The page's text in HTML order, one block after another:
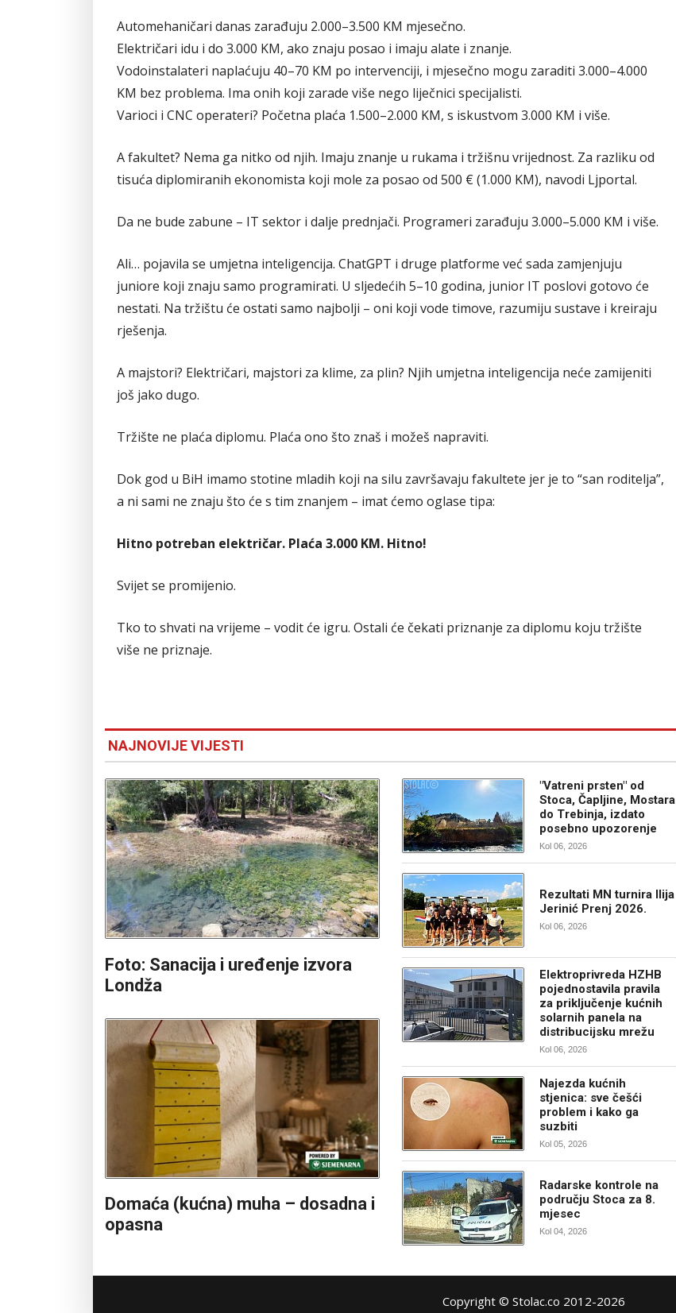
Automehaničari danas zarađuju 2.000–3.500 KM mjesečno.
Električari idu i do 3.000 KM, ako znaju posao i imaju alate i znanje.
Vodoinstalateri naplaćuju 40–70 KM po intervenciji, i mjesečno mogu zaraditi 3.000–4.000
KM bez problema. Ima onih koji zarade više nego liječnici specijalisti.
Varioci i CNC operateri? Početna plaća 1.500–2.000 KM, s iskustvom 3.000 KM i više.
A fakultet? Nema ga nitko od njih. Imaju znanje u rukama i tržišnu vrijednost. Za razliku od
tisuća diplomiranih ekonomista koji mole za posao od 500 € (1.000 KM), navodi Ljportal.
Da ne bude zabune – IT sektor i dalje prednjači. Programeri zarađuju 3.000–5.000 KM i više.
Ali… pojavila se umjetna inteligencija. ChatGPT i druge platforme već sada zamjenjuju
juniore koji znaju samo programirati. U sljedećih 5–10 godina, junior IT poslovi gotovo će
nestati. Na tržištu će ostati samo najbolji – oni koji vode timove, razumiju sustave i kreiraju
rješenja.
A majstori? Električari, majstori za klime, za plin? Njih umjetna inteligencija neće zamijeniti
još jako dugo.
Tržište ne plaća diplomu. Plaća ono što znaš i možeš napraviti.
Dok god u BiH imamo stotine mladih koji na silu završavaju fakultete jer je to “san roditelja”,
a ni sami ne znaju što će s tim znanjem – imat ćemo oglase tipa:
Hitno potreban električar. Plaća 3.000 KM. Hitno!
Svijet se promijenio.
Tko to shvati na vrijeme – vodit će igru. Ostali će čekati priznanje za diplomu koju tržište
više ne priznaje.
NAJNOVIJE VIJESTI
Foto: Sanacija i uređenje izvora
Londža
Domaća (kućna) muha – dosadna i
opasna
"Vatreni prsten" od
Stoca, Čapljine, Mostara
do Trebinja, izdato
posebno upozorenje
Kol 06, 2026
Rezultati MN turnira Ilija
Jerinić Prenj 2026.
Kol 06, 2026
Elektroprivreda HZHB
pojednostavila pravila
za priključenje kućnih
solarnih panela na
distribucijsku mrežu
Kol 06, 2026
Najezda kućnih
stjenica: sve češći
problem i kako ga
suzbiti
Kol 05, 2026
Radarske kontrole na
području Stoca za 8.
mjesec
Kol 04, 2026
Copyright © Stolac.co 2012-2026